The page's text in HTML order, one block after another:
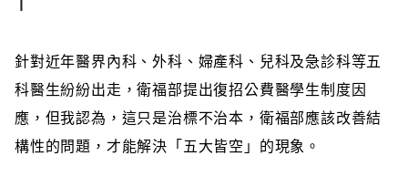
針對近年醫界內科、外科、婦產科、兒科及急診科等五
科醫生紛紛出走，衛福部提出復招公費醫學生制度因
應，但我認為，這只是治標不治本，衛福部應該改善結
構性的問題，才能解決「五大皆空」的現象。